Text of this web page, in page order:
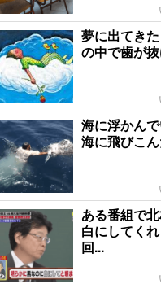
夢に出てき
の中で歯が
海に浮かん
海に飛びこ
ある番組で
白にしてく
回...